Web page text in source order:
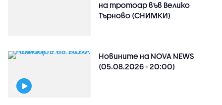
на тротоар във Велико
Търново (СНИМКИ)
Новините на NOVA NEWS
(05.08.2026 - 20:00)